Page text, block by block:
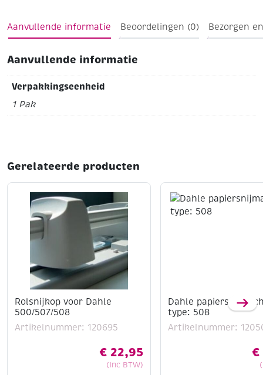
Aanvullende informatie Beoordelingen (0) Bezorgen
Aanvullende informatie
Verpakkingseenheid
1 Pak
Gerelateerde producten
Rolsnijkop voor Dahle
500/507/508
Artikelnummer: 120695
€ 22,95
(Inc BTW)
Dahle
type: 508
Artikelnummer:
€